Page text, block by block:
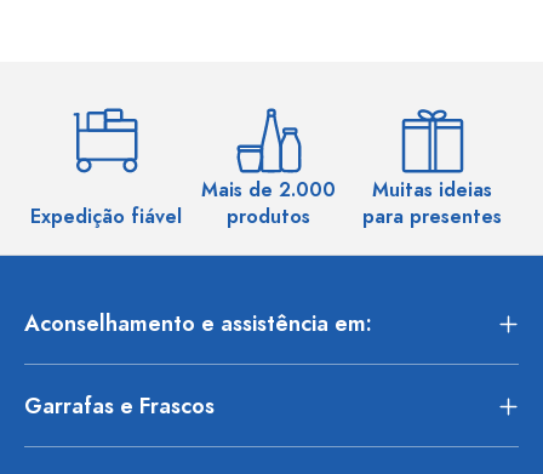
Expedição fiável
Mais de 2.000
produtos
Muitas ideias
para presentes
Aconselhamento e assistência em:
Garrafas e Frascos